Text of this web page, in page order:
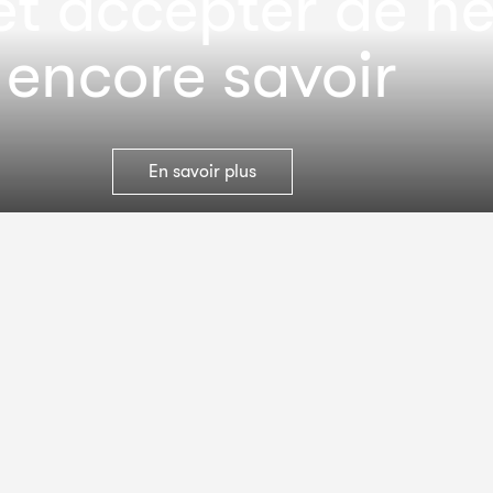
encore savoir
En savoir plus